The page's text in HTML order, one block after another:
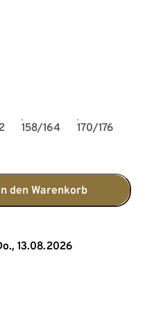
158/164 170/176
den Warenkorb
13.08.2026